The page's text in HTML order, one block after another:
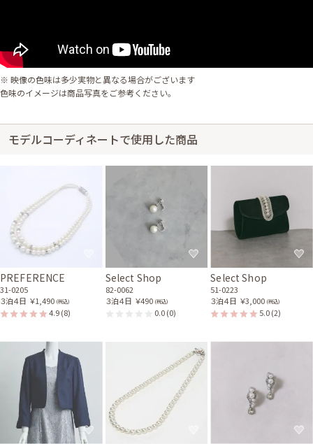
※ 映像の色味は多少実物と異なる場合がございます
色味のイメージは商品写真をご参考ください。
モデルコーディネートで使用した商品
PREFERENCE
31-0205
３泊４日 ￥1,490 (税込)
4.9(8)
Select Shop
82-0062
３泊４日 ￥490 (税込)
0.0(0)
Select Shop
51-0223
３泊４日 ￥3,000 (税込)
5.0(2)